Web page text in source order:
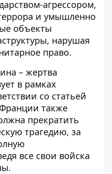
агрессором,
и умышленно
объекты
нарушая
право.
– жертва
в рамках
со статьей
также
прекратить
трагедию, за
все свои войска